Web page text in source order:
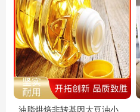
油脂烘焙非转基因大豆油小